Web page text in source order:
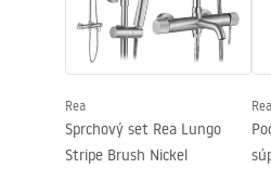
Smer kabíny
Záruka
Poťah Easy Clean
Rea
Sprchový set Rea Lungo
Stripe Brush Nickel
Rea